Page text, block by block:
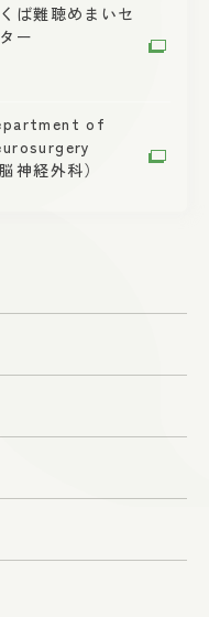
ば難聴めまいセ
ー
of
脳神経外科）